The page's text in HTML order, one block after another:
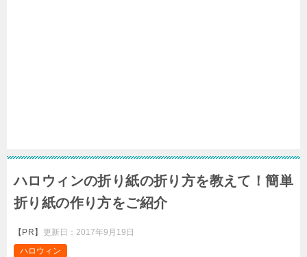
ハロウィンの折り紙の折り方を教えて！簡単
折り紙の作り方をご紹介
【PR】 更新日： 2017年9月19日
ハロウィン